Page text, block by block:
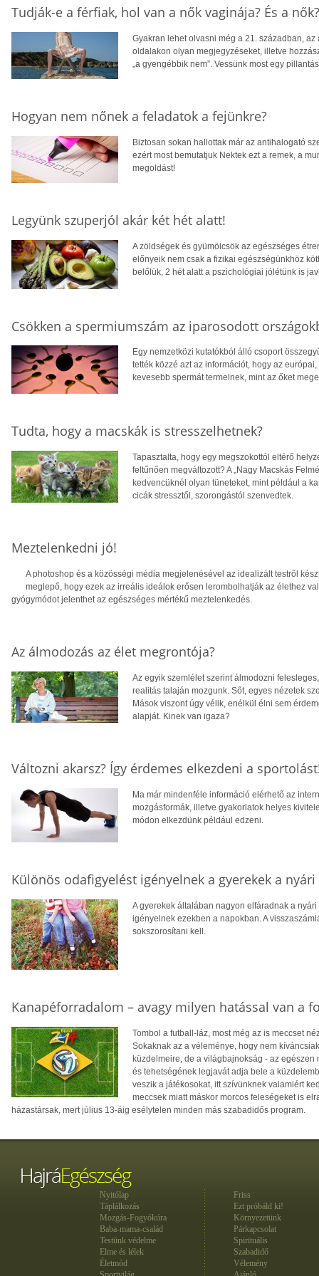
Tudják-e a férfiak, hol van a nők vaginája? És a nők?
Gyakran lehet olvasni még a 21. században,
oldalakon olyan megjegyzéseket, illetve
„a gyengébbik nem”. Vessünk most egy
Hogyan nem nőnek a feladatok a fejünkre?
Biztosan sokan hallottak már az antihalogató
ezért most bemutatjuk Nektek ezt a remek, a
megoldást!
Legyünk szuperjól akár két hét alatt!
A zöldségek és gyümölcsök az egészséges
előnyeik nem csak a fizikai egészségünkhöz
belőlük, 2 hét alatt a pszichológiai jólétünk is
Csökken a spermiumszám az iparosodott
Egy nemzetközi kutatókból álló csoport
tették közzé azt az információt, hogy az
kevesebb spermát termelnek, mint az őket
Tudta, hogy a macskák is stresszelhetnek?
Tapasztalta, hogy egy megszokottól eltérő
feltűnően megváltozott? A „Nagy Macskás
kedvencüknél olyan tüneteket, mint például a
cicák stressztől, szorongástól szenvedtek.
Meztelenkedni jó!
A photoshop és a közösségi média megjelenésével az idealizált testről
meglepő, hogy ezek az irreális ideálok erősen lerombolhatják az élethez
gyógymódot jelenthet az egészséges mértékű meztelenkedés.
Az álmodozás az élet megrontója?
Az egyik szemlélet szerint álmodozni
realitás talaján mozgunk. Sőt, egyes nézetek
Mások viszont úgy vélik, enélkül élni sem
alapját. Kinek van igaza?
Változni akarsz? Így érdemes elkezdeni a
Ma már mindenféle információ elérhető az
mozgásformák, illetve gyakorlatok helyes
módon elkezdünk például edzeni.
Különös odafigyelést igényelnek a gyerekek a
A gyerekek általában nagyon elfáradnak a
igényelnek ezekben a napokban. A
sokszorosítani kell.
Kanapéforradalom – avagy milyen hatással van a
Tombol a futball-láz, most még az is meccset
Sokaknak az a véleménye, hogy nem
küzdelmeire, de a világbajnokság - az
és tehetségének legjavát adja bele a
veszik a játékosokat, itt szívünknek valamiért
meccsek miatt máskor morcos feleségeket is
házastársak, mert július 13-áig esélytelen minden más szabadidős program.
Nyitólap
Táplálkozás
Mozgás-Fogyókúra
Baba-mama-család
Testünk védelme
Elme és lélek
Életmód
Friss
Ezt próbáld ki!
Környezetünk
Párkapcsolat
Spirituális
Szabadidő
Vélemény